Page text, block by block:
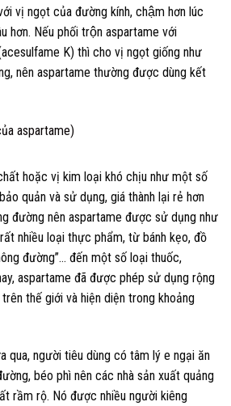
vị ngọt của đường kính, chậm hơn lúc
hơn. Nếu phối trộn aspartame với
K) thì cho vị ngọt giống như
nên aspartame thường được dùng kết
hoặc vị kim loại khó chịu như một số
quản và sử dụng, giá thành lại rẻ hơn
đường nên aspartame được sử dụng như
nhiều loại thực phẩm, từ bánh kẹo, đồ
đường”… đến một số loại thuốc,
aspartame đã được phép sử dụng rộng
thế giới và hiện diện trong khoảng
qua, người tiêu dùng có tâm lý e ngại ăn
béo phì nên các nhà sản xuất quảng
rầm rộ. Nó được nhiều người kiêng